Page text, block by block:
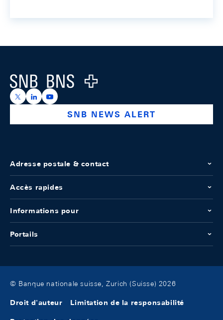
Logo
https://x.com/snb_bns
https://ch.linkedin.com/company/swiss-national-
https://www.youtube.com/@swissnationalbank
SNB NEWS ALERT
Adresse postale & contact
Accès rapides
Informations pour
Portails
© Banque nationale suisse, Zurich (Suisse) 2026
Droit d'auteur Limitation de la responsabilité